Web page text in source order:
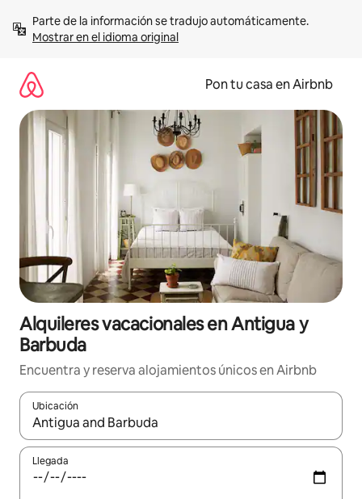
contenidoMostrar en el idioma original
Pon tu casa en Airbnb
Alquileres vacacionales en Antigua y
Barbuda
Encuentra y reserva alojamientos únicos en Airbnb
Ubicación
Cuando los resultados estén disponibles, navega con las
Llegada